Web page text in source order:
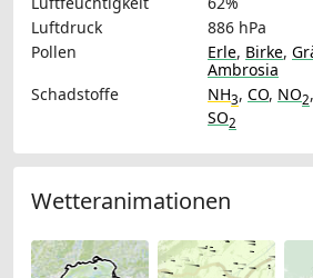
Luftdruck
886 hPa
Pollen
Erle, Birke,
Ambrosia
Schadstoffe
NH3, CO, NO2,
SO2
Wetteranimationen